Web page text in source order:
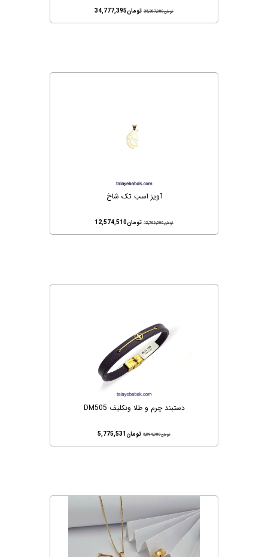
تومان35,307,000 تومان34,777,395
آویز اسب تک شاخ
تومان12,766,000 تومان12,574,510
دستبند چرم و طلا ونکلیف DM505
تومان5,894,000 تومان5,775,531